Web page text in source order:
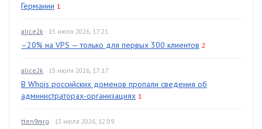
Германии 1
alice2k · 15 июля 2026, 17:21
–20% на VPS — только для первых 300 клиентов 2
alice2k · 15 июля 2026, 17:17
В Whois российских доменов пропали сведения об
администраторах-организациях 1
tten9mrg · 13 июля 2026, 12:09